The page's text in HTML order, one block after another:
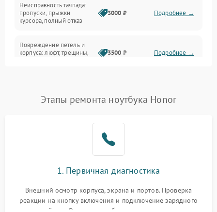
Сеть и интернет
Неисправность тачпада:
пропуски, прыжки
курсора, полный отказ
3000 ₽ Подробнее →
Повреждение петель и
корпуса: люфт, трещины,
3500 ₽ Подробнее →
невозможность зарядки,
2500 ₽ Подробнее →
2000 ₽
Перегрев из‑за пыли,
неисправности кулера
Этапы ремонта ноутбука Honor
1. Первичная диагностика
Внешний осмотр корпуса, экрана и портов. Проверка
реакции на кнопку включения и подключение зарядного